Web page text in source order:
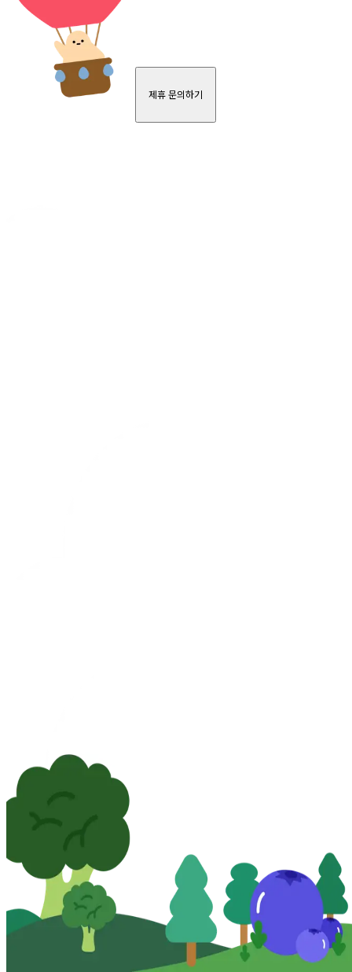
제휴 문의하기